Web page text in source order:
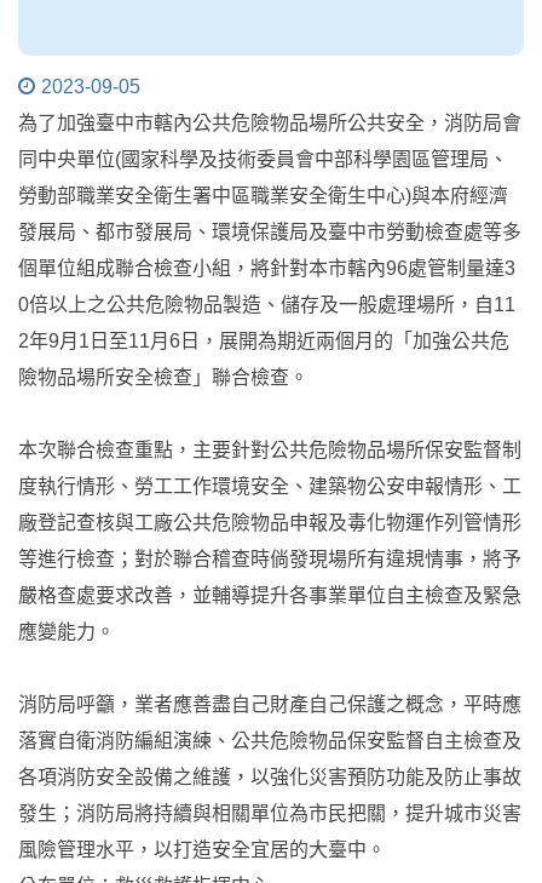
2023-09-05
為了加強臺中市轄內公共危險物品場所公共安全，消防局會
同中央單位(國家科學及技術委員會中部科學園區管理局、
勞動部職業安全衛生署中區職業安全衛生中心)與本府經濟
發展局、都市發展局、環境保護局及臺中市勞動檢查處等多
個單位組成聯合檢查小組，將針對本市轄內96處管制量達3
0倍以上之公共危險物品製造、儲存及一般處理場所，自11
2年9月1日至11月6日，展開為期近兩個月的「加強公共危
險物品場所安全檢查」聯合檢查。
本次聯合檢查重點，主要針對公共危險物品場所保安監督制
度執行情形、勞工工作環境安全、建築物公安申報情形、工
廠登記查核與工廠公共危險物品申報及毒化物運作列管情形
等進行檢查；對於聯合稽查時倘發現場所有違規情事，將予
嚴格查處要求改善，並輔導提升各事業單位自主檢查及緊急
應變能力。
消防局呼籲，業者應善盡自己財產自己保護之概念，平時應
落實自衛消防編組演練、公共危險物品保安監督自主檢查及
各項消防安全設備之維護，以強化災害預防功能及防止事故
發生；消防局將持續與相關單位為市民把關，提升城市災害
風險管理水平，以打造安全宜居的大臺中。